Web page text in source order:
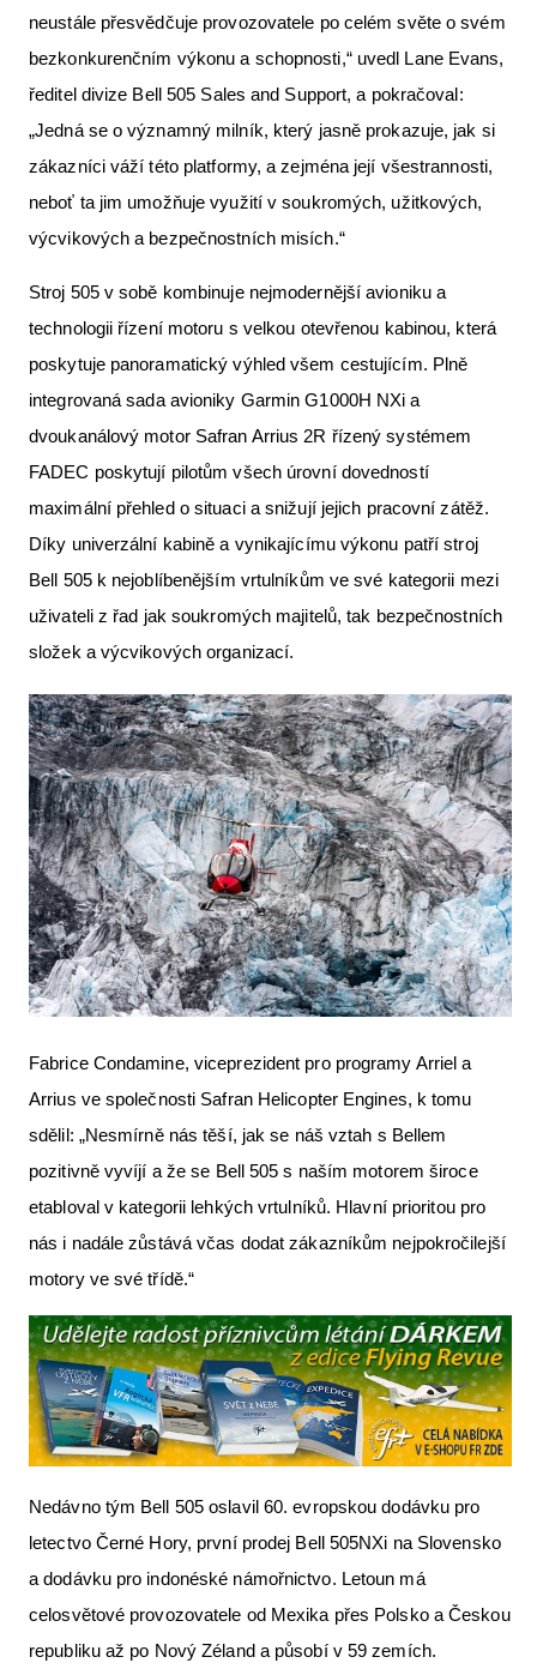
neustále přesvědčuje provozovatele po celém světe o svém
bezkonkurenčním výkonu a schopnosti,“ uvedl Lane Evans,
ředitel divize Bell 505 Sales and Support, a pokračoval:
„Jedná se o významný milník, který jasně prokazuje, jak si
zákazníci váží této platformy, a zejména její všestrannosti,
neboť ta jim umožňuje využití v soukromých, užitkových,
výcvikových a bezpečnostních misích.“
Stroj 505 v sobě kombinuje nejmodernější avioniku a
technologii řízení motoru s velkou otevřenou kabinou, která
poskytuje panoramatický výhled všem cestujícím. Plně
integrovaná sada avioniky Garmin G1000H NXi a
dvoukanálový motor Safran Arrius 2R řízený systémem
FADEC poskytují pilotům všech úrovní dovedností
maximální přehled o situaci a snižují jejich pracovní zátěž.
Díky univerzální kabině a vynikajícímu výkonu patří stroj
Bell 505 k nejoblíbenějším vrtulníkům ve své kategorii mezi
uživateli z řad jak soukromých majitelů, tak bezpečnostních
složek a výcvikových organizací.
Fabrice Condamine, viceprezident pro programy Arriel a
Arrius ve společnosti Safran Helicopter Engines, k tomu
sdělil: „Nesmírně nás těší, jak se náš vztah s Bellem
pozitivně vyvíjí a že se Bell 505 s naším motorem široce
etabloval v kategorii lehkých vrtulníků. Hlavní prioritou pro
nás i nadále zůstává včas dodat zákazníkům nejpokročilejší
motory ve své třídě.“
Nedávno tým Bell 505 oslavil 60. evropskou dodávku pro
letectvo Černé Hory, první prodej Bell 505NXi na Slovensko
a dodávku pro indonéské námořnictvo. Letoun má
celosvětové provozovatele od Mexika přes Polsko a Českou
republiku až po Nový Zéland a působí v 59 zemích.